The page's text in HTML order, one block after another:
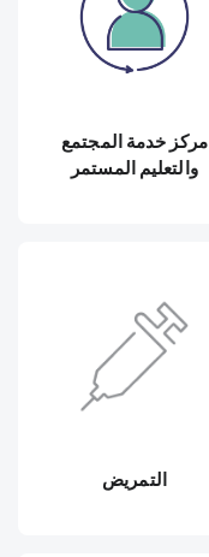
مركز خدمة المجتمع
والتعليم المستمر
التمريض